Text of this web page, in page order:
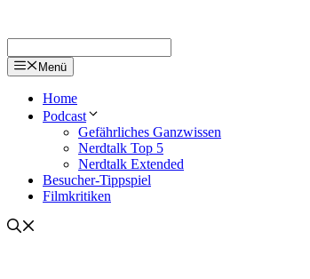
Menü
Home
Podcast
Gefährliches Ganzwissen
Nerdtalk Top 5
Nerdtalk Extended
Besucher-Tippspiel
Filmkritiken